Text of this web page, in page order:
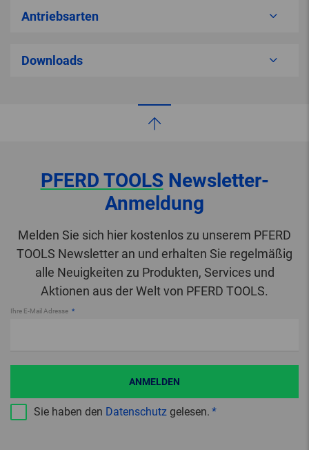
Antriebsarten
Downloads
PFERD TOOLSNewsletter-
Anmeldung
Melden Sie sich hier kostenlos zu unserem PFERD
TOOLS Newsletter an und erhalten Sie regelmäßig
alle Neuigkeiten zu Produkten, Services und
Aktionen aus der Welt von PFERD TOOLS.
Ihre E-Mail Adresse
Sie haben den Datenschutz gelesen.
ANMELDEN